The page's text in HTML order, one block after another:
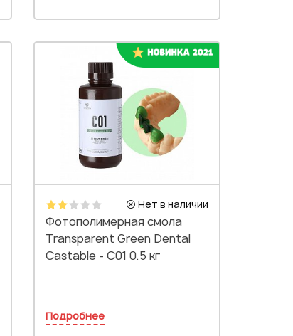
Нет в наличии
Фотополимерная смола
Transparent Green Dental
Castable - C01 0.5 кг
Подробнее